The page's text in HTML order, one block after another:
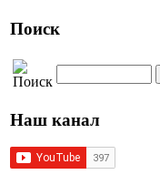
Поиск
Наш канал